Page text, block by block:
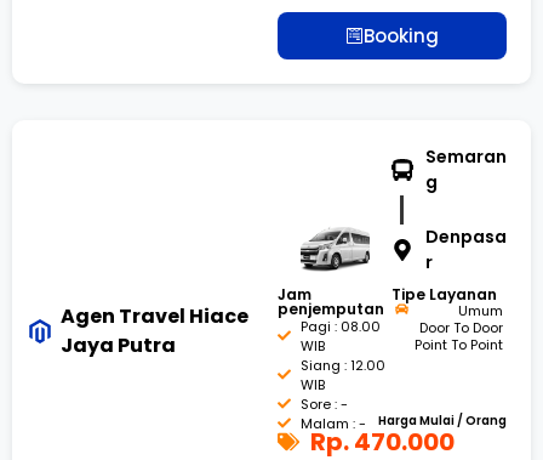
Booking
Agen Travel Hiace
Jaya Putra
Semaran
g
Denpasa
r
Jam
penjemputan
Pagi : 08.00
WIB
Siang : 12.00
WIB
Sore : -
Malam : -
Tipe Layanan
Umum
Door To Door
Point To Point
Harga Mulai / Orang
Rp. 470.000